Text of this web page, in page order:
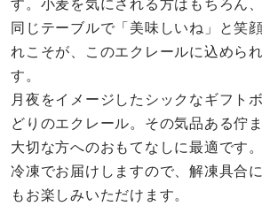
同じテーブルで「美味しいね」と笑
れこそが、このエクレールに込めら
す。
月夜をイメージしたシックなギフト
どりのエクレール。その気品ある佇
大切な方へのおもてなしに最適です。
冷凍でお届けしますので、解凍具合
もお楽しみいただけます。